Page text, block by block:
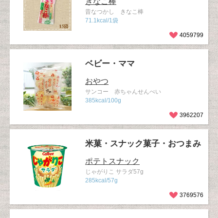
昔なつかし きなこ棒
71.1kcal/1袋
4059799
ベビー・ママ
おやつ
サンコー 赤ちゃんせんべい
385kcal/100g
3962207
米菓・スナック菓子・おつまみ
ポテトスナック
じゃがりこ サラダ57g
285kcal/57g
3769576